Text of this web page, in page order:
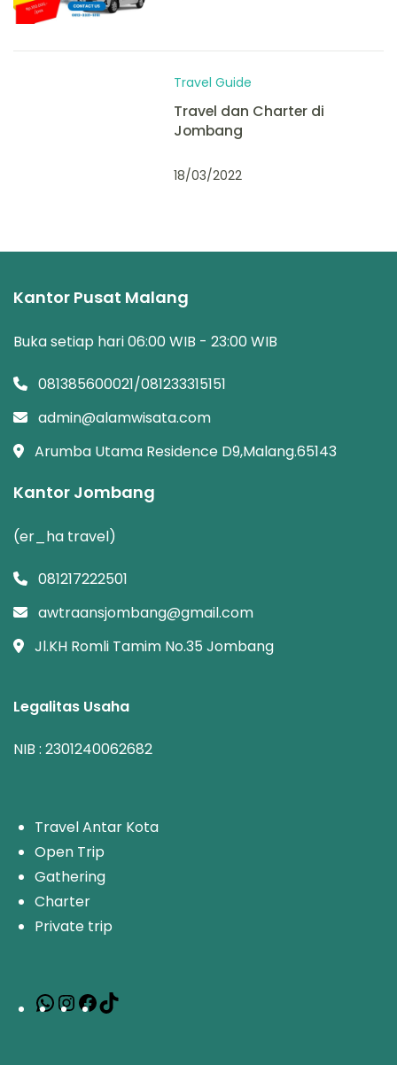
Travel Guide
Travel dan Charter di
Jombang
18/03/2022
Kantor Pusat Malang
Buka setiap hari 06:00 WIB - 23:00 WIB
081385600021/081233315151
admin@alamwisata.com
Arumba Utama Residence D9,Malang.65143
Kantor Jombang
(er_ha travel)
081217222501
awtraansjombang@gmail.com
Jl.KH Romli Tamim No.35 Jombang
Legalitas Usaha
NIB : 2301240062682
Travel Antar Kota
Open Trip
Gathering
Charter
Private trip